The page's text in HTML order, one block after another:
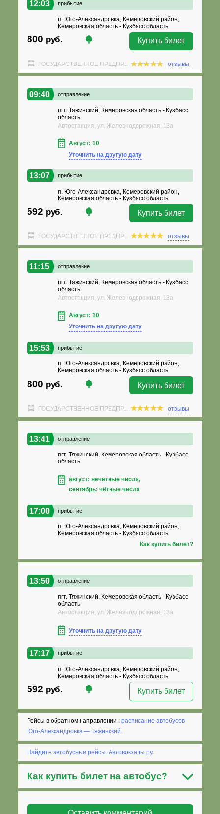
12:03 прибытие
п. Юго-Александровка, Кемеровский район,
Кемеровская область - Кузбасс область
800 руб. Купить билет
ГОСУДАРСТВЕННОЕ ПРЕДПР... отзывы
09:40 отправление
пгт. Тяжинский, Кемеровская область - Кузбасс
область
Автостанция, ул. Железнодорожная, 13а
Август: 10
Уточнить на другую дату
13:07 прибытие
п. Юго-Александровка, Кемеровский район,
Кемеровская область - Кузбасс область
592 руб. Купить билет
ГОСУДАРСТВЕННОЕ ПРЕДПР... отзывы
11:15 отправление
пгт. Тяжинский, Кемеровская область - Кузбасс
область
Автостанция, ул. Железнодорожная, 13а
Август: 10
Уточнить на другую дату
15:53 прибытие
п. Юго-Александровка, Кемеровский район,
Кемеровская область - Кузбасс область
800 руб. Купить билет
ГОСУДАРСТВЕННОЕ ПРЕДПР... отзывы
13:41 отправление
пгт. Тяжинский, Кемеровская область - Кузбасс
область
август: нечётные числа,
сентябрь: чётные числа
17:00 прибытие
п. Юго-Александровка, Кемеровский район,
Кемеровская область - Кузбасс область
Как купить билет?
13:50 отправление
пгт. Тяжинский, Кемеровская область - Кузбасс
область
Автостанция, ул. Железнодорожная, 13а
Уточнить на другую дату
17:17 прибытие
п. Юго-Александровка, Кемеровский район,
Кемеровская область - Кузбасс область
592 руб. Купить билет
Рейсы в обратном направлении :расписание автобусов
Юго-Александровка — Тяжинский.
Найдите автобусные рейсы: Автовокзалы.ру.
Как купить билет на автобус?